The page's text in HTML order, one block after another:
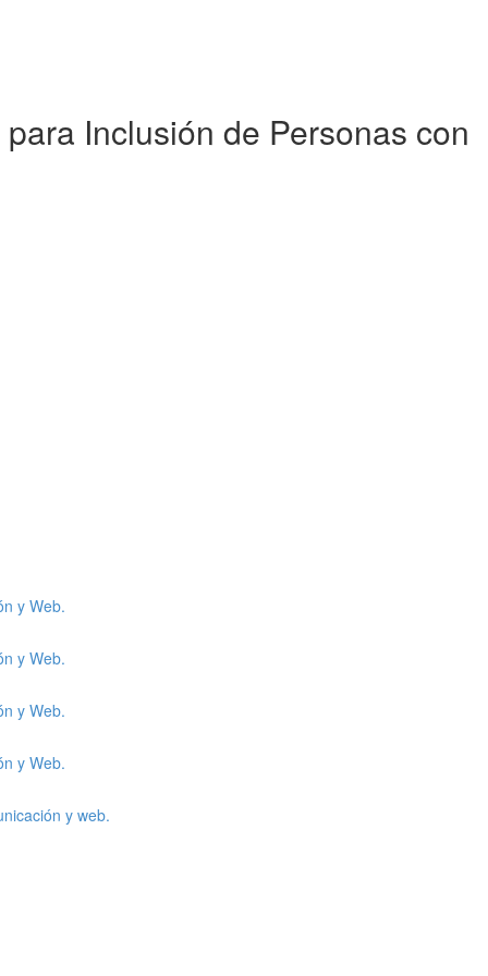
Inclusión de Personas con
y Web.
y Web.
y Web.
y Web.
y web.